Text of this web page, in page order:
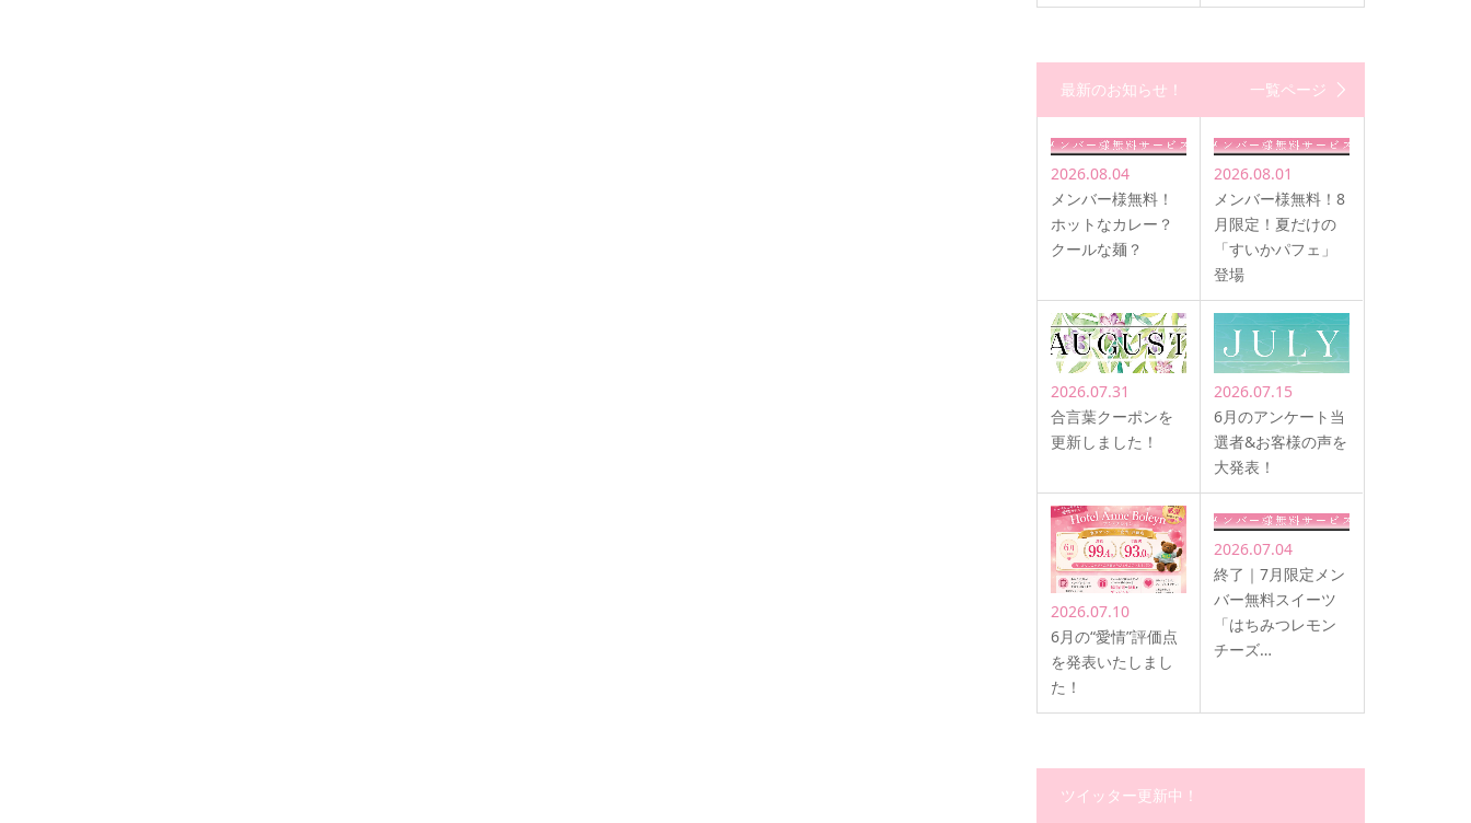
最新のお知らせ！ 一覧ページ
2026.08.04
メンバー様無料！
ホットなカレー？
クールな麺？
2026.08.01
メンバー様無料！8
月限定！夏だけの
「すいかパフェ」
登場
2026.07.31
合言葉クーポンを
更新しました！
2026.07.15
6月のアンケート当
選者&お客様の声を
大発表！
2026.07.10
6月の“愛情”評価点
を発表いたしまし
た！
2026.07.04
終了｜7月限定メン
バー無料スイーツ
「はちみつレモン
チーズ…
ツイッター更新中！